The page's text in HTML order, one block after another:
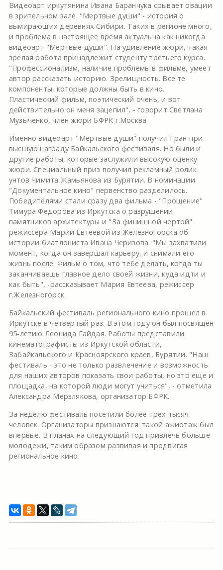
Видеоарт иркутянина Ивана Баранчука срывает овации
в зрительном зале. "Мертвые души" - история о
вымирающих деревнях Сибири. Таких в регионе много,
и проблема в настоящее время актуальна как никогда
видеоарт "Мертвые души". На удивление жюри, такая
зрелая работа принадлежит студенту третьего курса.
"Профессионализм, наличие проблемы в фильме, умеет
автор рассказать историю. Зрелищность. Все те
компоненты, которые должны быть в кино.
Пластический фильм, поэтический очень, и вот
действительно он меня зацепил", - говорит Светлана
Музыченко, член жюри БФРК г.Москва.
Именно видеоарт "Мертвые души" получил Гран-при -
высшую награду Байкальского фестиваля. Но были и
другие работы, которые заслужили высокую оценку
жюри. Специальный приз получил рекламный ролик
унтов Чимита Жамьянова из Бурятии. В номинации
"Документальное кино" первенство разделилось.
Победителями стали сразу два фильма - "Прощение"
Тимура Федорова из Иркутска о разрушении
памятников архитектуры и "За финишной чертой"
режиссера Марии Евтеевой из Железногорска об
истории биатлониста Ивана Черизова. "Мы захватили
момент, когда он завершал карьеру, и снимали его
жизнь после. Фильм о том, что тебе делать, когда ты
заканчиваешь главное дело своей жизни, куда идти и
как быть", -рассказывает Мария Евтеева, режиссер
г.Железногорск.
Байкальский фестиваль регионального кино прошел в
Иркутске в четвертый раз. В этом году он был посвящен
95-летию Леонида Гайдая. Работы представили
кинематографисты из Иркутской области,
Забайкальского и Красноярского краев, Бурятии. "Наш
фестиваль - это не только развлечение и возможность
для наших авторов показать свои работы, но это еще и
площадка, на которой люди могут учиться", - отметила
Александра Мерзлякова, организатор БФРК.
За неделю фестиваль посетили более трех тысяч
человек. Организаторы признаются: такой ажиотаж был
впервые. В планах на следующий год привлечь больше
молодежи, таким образом развивая и продвигая
региональное кино.